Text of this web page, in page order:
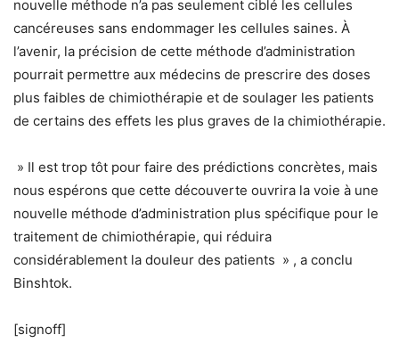
nouvelle méthode n’a pas seulement ciblé les cellules
cancéreuses sans endommager les cellules saines. À
l’avenir, la précision de cette méthode d’administration
pourrait permettre aux médecins de prescrire des doses
plus faibles de chimiothérapie et de soulager les patients
de certains des effets les plus graves de la chimiothérapie.
» Il est trop tôt pour faire des prédictions concrètes, mais
nous espérons que cette découverte ouvrira la voie à une
nouvelle méthode d’administration plus spécifique pour le
traitement de chimiothérapie, qui réduira
considérablement la douleur des patients » , a conclu
Binshtok.
[signoff]